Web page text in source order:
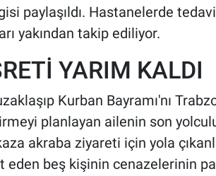
paylaşıldı. Hastanelerde tedavi
yakından takip ediliyor.
YARIM KALDI
Kurban Bayramı'nı
planlayan ailenin son
akraba ziyareti için yola
eden beş kişinin cenazelerinin